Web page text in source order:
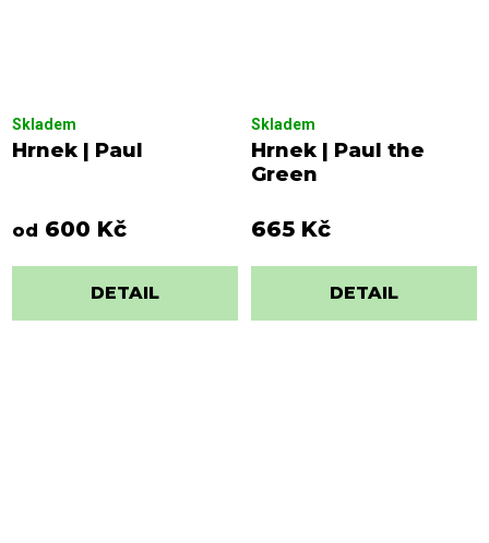
Hrnek | Paul
Skladem
od 600 Kč
DETAIL
Hrnek | Paul the
Green
Skladem
665 Kč
DETAIL